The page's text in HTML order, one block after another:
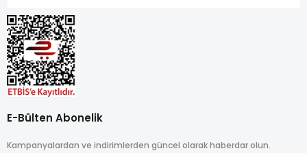
E-Bülten Abonelik
Kampanyalardan ve indirimlerden güncel olarak haberdar olun.